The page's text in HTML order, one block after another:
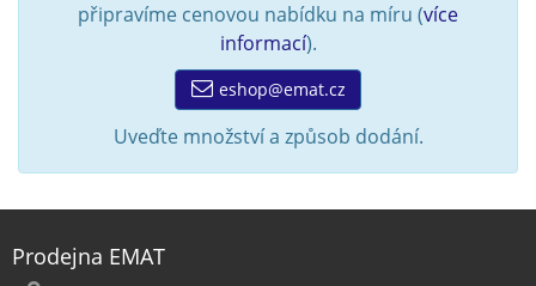
připravíme cenovou nabídku na míru (více
informací).
eshop@emat.cz
Uveďte množství a způsob dodání.
Prodejna EMAT